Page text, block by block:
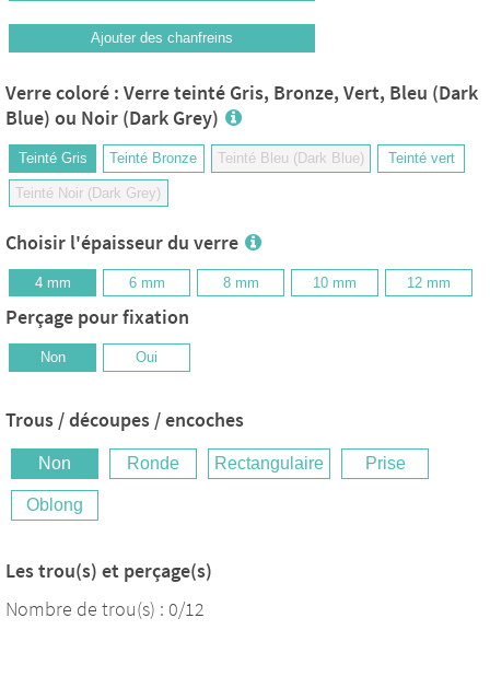
Ajouter des chanfreins
Verre coloré : Verre teinté Gris, Bronze, Vert, Bleu (Dark
Blue) ou Noir (Dark Grey)
Teinté Gris Teinté Bronze Teinté Bleu (Dark Blue) Teinté vert
Teinté Noir (Dark Grey)
Choisir l'épaisseur du verre
4 mm 6 mm 8 mm 10 mm 12 mm
Perçage pour fixation
Non Oui
Trous / découpes / encoches
Non Ronde Rectangulaire Prise
Oblong
Les trou(s) et perçage(s)
Nombre de trou(s) : 0/12